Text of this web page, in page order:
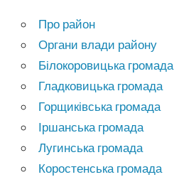
Про район
Органи влади району
Білокоровицька громада
Гладковицька громада
Горщиківська громада
Іршанська громада
Лугинська громада
Коростенська громада